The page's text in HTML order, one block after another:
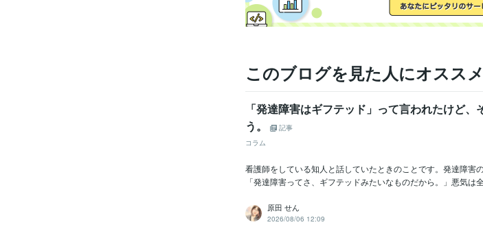
このブログを見た人にオススメ
「発達障害はギフテッド」って言われたけど
う。
記事
コラム
看護師をしている知人と話していたときのことです。発達障害
「発達障害ってさ、ギフテッドみたいなものだから。」悪気
原田 せん
2026/08/06 12:09